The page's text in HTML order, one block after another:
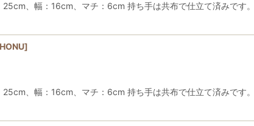
、幅：16cm、マチ：6cm 持ち手は共布で仕立て済みです
]
、幅：16cm、マチ：6cm 持ち手は共布で仕立て済みです